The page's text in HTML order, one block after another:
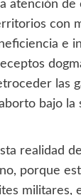
atención de
con
e
las
bajo la
realidad
porque
militares,